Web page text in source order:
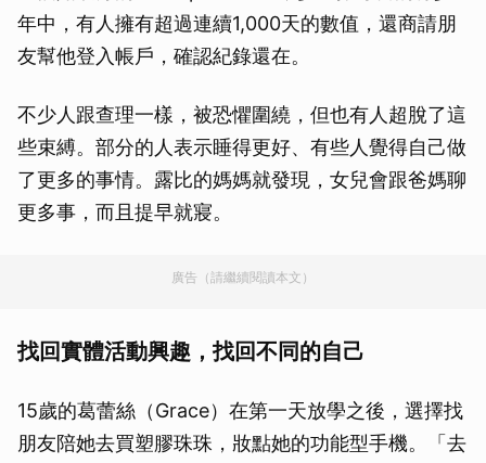
年中，有人擁有超過連續1,000天的數值，還商請朋
友幫他登入帳戶，確認紀錄還在。
不少人跟查理一樣，被恐懼圍繞，但也有人超脫了這
些束縛。部分的人表示睡得更好、有些人覺得自己做
了更多的事情。露比的媽媽就發現，女兒會跟爸媽聊
更多事，而且提早就寢。
廣告（請繼續閱讀本文）
找回實體活動興趣，找回不同的自己
15歲的葛蕾絲（Grace）在第一天放學之後，選擇找
朋友陪她去買塑膠珠珠，妝點她的功能型手機。「去
取消